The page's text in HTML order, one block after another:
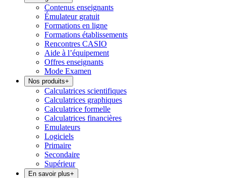
Contenus enseignants
Émulateur gratuit
Formations en ligne
Formations établissements
Rencontres CASIO
Aide à l’équipement
Offres enseignants
Mode Examen
Nos produits+
Calculatrices scientifiques
Calculatrices graphiques
Calculatrice formelle
Calculatrices financières
Emulateurs
Logiciels
Primaire
Secondaire
Supérieur
En savoir plus+